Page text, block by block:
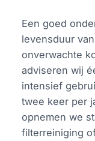
Een goed
levensduur
onverwachte
adviseren wij
intensief
twee keer per
opnemen we
filterreiniging